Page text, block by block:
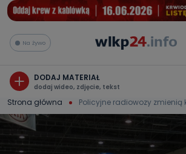
Na żywo
DODAJ MATERIAŁ
dodaj wideo, zdjęcie, tekst
Strona główna Policyjne radiowozy zmienią